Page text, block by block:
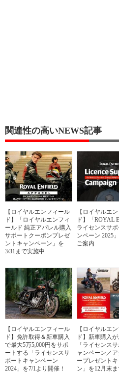
関連性の高いNEWS記事
【ロイヤルエンフィール
ド】「ロイヤルエンフィ
ールド 純正アパレル購入
サポートクーポンプレゼ
ントキャンペーン」を
3/31まで実施中
【ロイヤルエ
ド】「ROYAL
ライセンスサ
ンペーン 2025
ご案内
【ロイヤルエンフィール
ド】免許取得＆新車購入
で最大5万5,000円をサポ
ートする「ライセンスサ
ポートキャンペーン
2024」を7/1より開催！
【ロイヤルエ
ド】新車購入
「ライセンス
ャンペーン／ア
ープレゼント
ン」を12月末ま